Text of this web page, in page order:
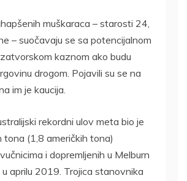
muškaraca – starosti 24,
– suočavaju se sa potencijalnom
kaznom ako budu
drogom. Pojavili su se na
im je kaucija.
rekordni ulov meta bio je
tona (1,8 američkih tona)
i dopremljenih u Melburn
aprilu 2019. Trojica stanovnika